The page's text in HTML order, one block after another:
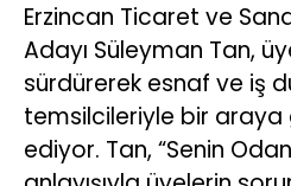
Erzincan Ticaret ve
Adayı Süleyman Tan,
sürdürerek esnaf ve iş
temsilcileriyle bir
ediyor. Tan, “Senin